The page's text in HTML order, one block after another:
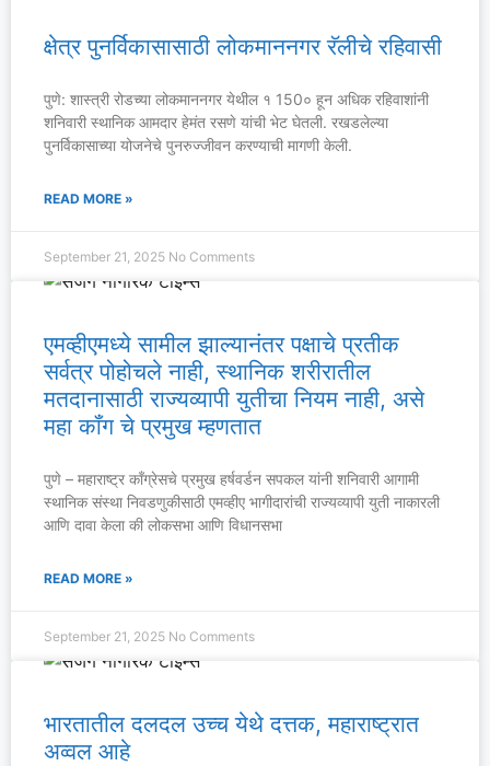
क्षेत्र पुनर्विकासासाठी लोकमाननगर रॅलीचे रहिवासी
पुणे: शास्त्री रोडच्या लोकमाननगर येथील १ 150० हून अधिक रहिवाशांनी
शनिवारी स्थानिक आमदार हेमंत रसणे यांची भेट घेतली. रखडलेल्या
पुनर्विकासाच्या योजनेचे पुनरुज्जीवन करण्याची मागणी केली.
READ MORE »
September 21, 2025 No Comments
एमव्हीएमध्ये सामील झाल्यानंतर पक्षाचे प्रतीक
सर्वत्र पोहोचले नाही, स्थानिक शरीरातील
मतदानासाठी राज्यव्यापी युतीचा नियम नाही, असे
महा कॉंग चे प्रमुख म्हणतात
पुणे – महाराष्ट्र कॉंग्रेसचे प्रमुख हर्षवर्डन सपकल यांनी शनिवारी आगामी
स्थानिक संस्था निवडणुकीसाठी एमव्हीए भागीदारांची राज्यव्यापी युती नाकारली
आणि दावा केला की लोकसभा आणि विधानसभा
READ MORE »
September 21, 2025 No Comments
भारतातील दलदल उच्च येथे दत्तक, महाराष्ट्रात
अव्वल आहे